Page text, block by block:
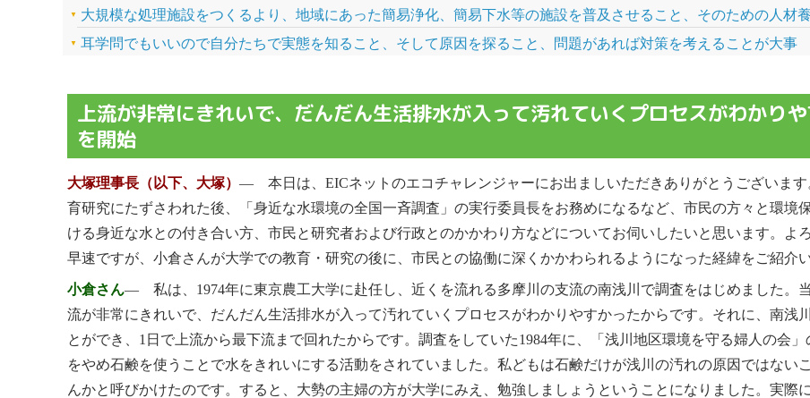
大規模な処理施設をつくるより、地域にあった簡易浄化、簡易下水等の施設を普及させること、そのための人材
耳学問でもいいので自分たちで実態を知ること、そして原因を探ること、問題があれば対策を考えることが大事
上流が非常にきれいで、だんだん生活排水が入って汚れていくプロセスがわかり
を開始
大塚理事長（以下、大塚）― 本日は、EICネットのエコチャレンジャーにお出ましいただきありがとうございま
育研究にたずさわれた後、「身近な水環境の全国一斉調査」の実行委員長をお務めになるなど、市民の方々と環境
ける身近な水との付き合い方、市民と研究者および行政とのかかわり方などについてお伺いしたいと思います。よ
早速ですが、小倉さんが大学での教育・研究の後に、市民との協働に深くかかわられるようになった経緯をご紹介
小倉さん― 私は、1974年に東京農工大学に赴任し、近くを流れる多摩川の支流の南浅川で調査をはじめました。
流が非常にきれいで、だんだん生活排水が入って汚れていくプロセスがわかりやすかったからです。それに、南浅
とができ、1日で上流から最下流まで回れたからです。調査をしていた1984年に、「浅川地区環境を守る婦人の会
をやめ石鹸を使うことで水をきれいにする活動をされていました。私どもは石鹸だけが浅川の汚れの原因ではない
んかと呼びかけたのです。すると、大勢の主婦の方が大学にみえ、勉強しましょうということになりました。実際